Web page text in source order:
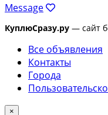
Message
КуплюСразу.ру — сайт
Все объявления
Контакты
Города
×